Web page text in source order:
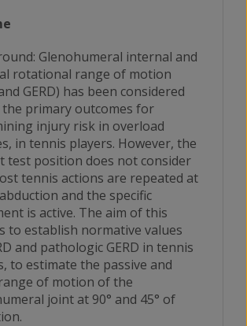
Glenohumeral internal and
rotational range of motion
GERD) has been considered
primary outcomes for
injury risk in overload
in tennis players. However, the
test position does not consider
tennis actions are repeated at
and the specific
is active. The aim of this
to establish normative values
and pathologic GERD in tennis
to estimate the passive and
of motion of the
joint at 90° and 45° of